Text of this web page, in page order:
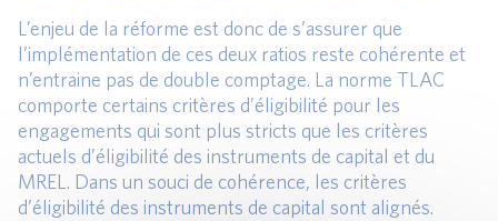
L’enjeu de la réforme est donc de s’assurer que
l’implémentation de ces deux ratios reste cohérente et
n’entraine pas de double comptage. La norme TLAC
comporte certains critères d’éligibilité pour les
engagements qui sont plus stricts que les critères
actuels d’éligibilité des instruments de capital et du
MREL. Dans un souci de cohérence, les critères
d’éligibilité des instruments de capital sont alignés.